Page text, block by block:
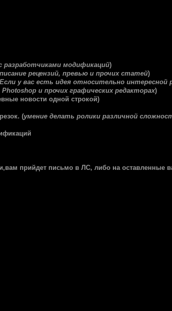
разработчиками модификаций)
рецензий, превью и прочих статей)
Если у вас есть идея относительно интересной
и прочих графических редакторах)
новости одной строкой)
(умение делать ролики различной
прийдет письмо в ЛС, либо на оставленные